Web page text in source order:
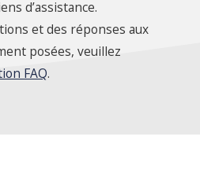
d’assistance.
et des réponses aux
posées, veuillez
FAQ.